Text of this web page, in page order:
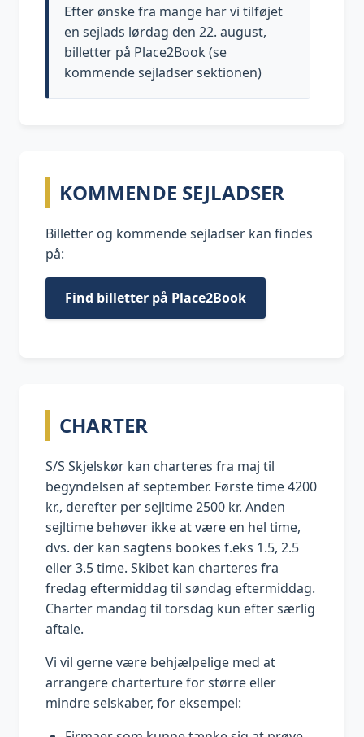
Efter ønske fra mange har vi tilføjet
en sejlads lørdag den 22. august,
billetter på Place2Book (se
kommende sejladser sektionen)
KOMMENDE SEJLADSER
Billetter og kommende sejladser kan findes
på:
Find billetter på Place2Book
CHARTER
S/S Skjelskør kan charteres fra maj til
begyndelsen af september. Første time 4200
kr., derefter per sejltime 2500 kr. Anden
sejltime behøver ikke at være en hel time,
dvs. der kan sagtens bookes f.eks 1.5, 2.5
eller 3.5 time. Skibet kan charteres fra
fredag eftermiddag til søndag eftermiddag.
Charter mandag til torsdag kun efter særlig
aftale.
Vi vil gerne være behjælpelige med at
arrangere charterture for større eller
mindre selskaber, for eksempel: